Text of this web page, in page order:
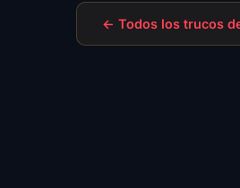
← Todos los trucos